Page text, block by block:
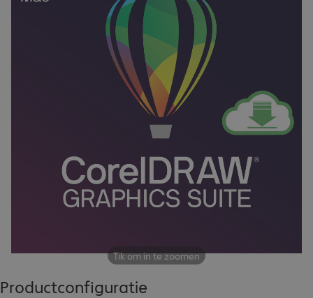
Tik om in te zoomen
Productconfiguratie